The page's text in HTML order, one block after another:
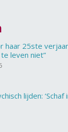
haar 25ste
leven niet”
lijden: ‘Schaf